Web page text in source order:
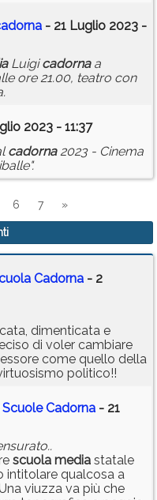
- 21 Luglio 2023 -
Luigicadornaa
ore 21.00, teatro con
2023 - 11:37
cadorna2023 - Cinema
6 7 »
Cadorna - 2
dimenticata e
di voler cambiare
come quello della
politico!!
Cadorna - 21
scuola media statale
intitolare qualcosa a
viuzza va più che